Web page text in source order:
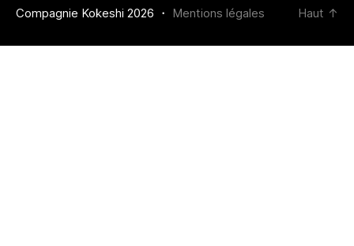
Compagnie Kokeshi 2026 ・ Mentions légales Haut ↑